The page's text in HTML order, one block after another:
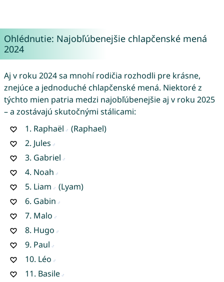
Ohlédnutie: Najobľúbenejšie chlapčenské mená
2024
Aj v roku 2024 sa mnohí rodičia rozhodli pre krásne,
znejúce a jednoduché chlapčenské mená. Niektoré z
týchto mien patria medzi najobľúbenejšie aj v roku 2025
– a zostávajú skutočnými stálicami:
1. Raphaël
(Raphael)
2. Jules
3. Gabriel
4. Noah
5. Liam
(Lyam)
6. Gabin
7. Malo
8. Hugo
9. Paul
10. Léo
11. Basile